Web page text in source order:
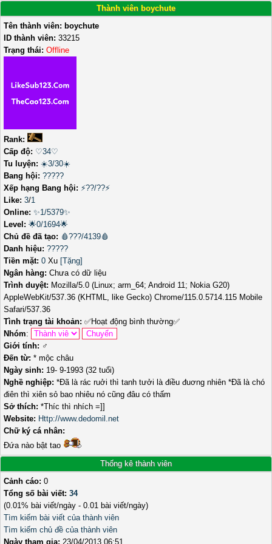
Thành viên boychute
Tên thành viên: boychute
ID thành viên: 33215
Trạng thái: Offline
Rank:
Cấp độ: ♡34♡
Tu luyện: ☀️3/30☀️
Bang hội: ?????
Xếp hạng Bang hội: ⚡??/??⚡
Like: 3/1
Online: ✨1/5379✨
Level: 🌟0/1694🌟
Chủ đề đã tạo: 🩸???/4139🩸
Danh hiệu: ?????
Tiền mặt: 0 Xu [Tặng]
Ngân hàng: Chưa có dữ liệu
Trình duyệt: Mozilla/5.0 (Linux; arm_64; Android 11; Nokia G20)
AppleWebKit/537.36 (KHTML, like Gecko) Chrome/115.0.5714.115 Mobile
Safari/537.36
Tình trạng tài khoản: ✅Hoạt động bình thường✅
Nhóm:
Giới tính: ♂️
Đến từ: * mộc châu
Ngày sinh: 19- 9-1993 (32 tuổi)
Nghề nghiệp: *Đã là rác ruởi thì tanh tưởi là điều đuơng nhiên *Đã là chó
điên thì xiên sỏ bao nhiêu nó cũng đâu có thấm
Sở thích: *Thíc thì nhích =]]
Website: Http://www.dedomil.net
Chữ ký cá nhân:
Đứa nào bật tao
Thống kê thành viên
Cảnh cáo: 0
Tổng số bài viết: 34
(0.01% bài viết/ngày - 0.01 bài viết/ngày)
Tìm kiếm bài viết của thành viên
Tìm kiếm chủ đề của thành viên
Ngày tham gia: 23/04/2013 06:51